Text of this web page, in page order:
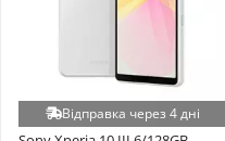
Відправка через 4 дні